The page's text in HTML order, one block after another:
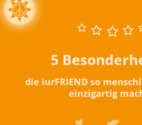
5
die iurFRIEND so
einzigartig